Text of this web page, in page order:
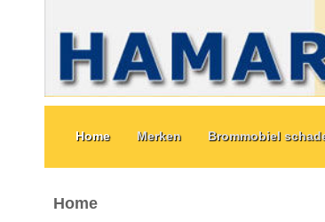
Home Merken Brommobiel
Home